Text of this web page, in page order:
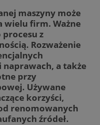
maszyny może
wielu firm. Ważne
z
Rozważenie
naprawach, a także
przy
Używane
korzyści,
renomowanych
źródeł.